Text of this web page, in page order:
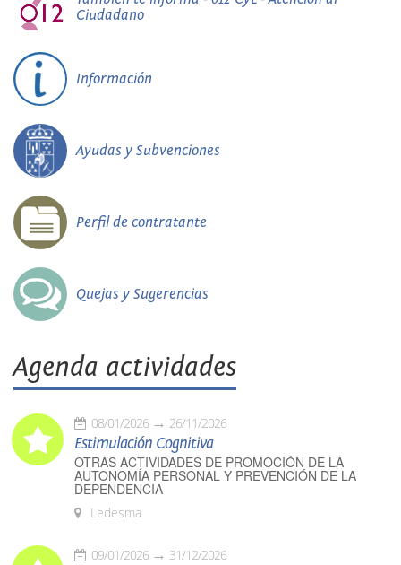
Ciudadano
Información
Ayudas y Subvenciones
Perfil de contratante
Quejas y Sugerencias
Agenda actividades
08/01/2026 26/11/2026
Estimulación Cognitiva
OTRAS ACTIVIDADES DE PROMOCIÓN DE LA
AUTONOMÍA PERSONAL Y PREVENCIÓN DE LA
DEPENDENCIA
Ledesma
09/01/2026 31/12/2026